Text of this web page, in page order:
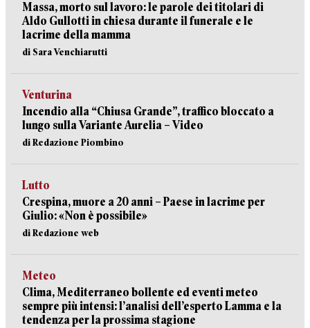
Massa, morto sul lavoro: le parole dei titolari di
Aldo Gullotti in chiesa durante il funerale e le
lacrime della mamma
di Sara Venchiarutti
Venturina
Incendio alla “Chiusa Grande”, traffico bloccato a
lungo sulla Variante Aurelia – Video
di Redazione Piombino
Lutto
Crespina, muore a 20 anni – Paese in lacrime per
Giulio: «Non è possibile»
di Redazione web
Meteo
Clima, Mediterraneo bollente ed eventi meteo
sempre più intensi: l’analisi dell’esperto Lamma e la
tendenza per la prossima stagione